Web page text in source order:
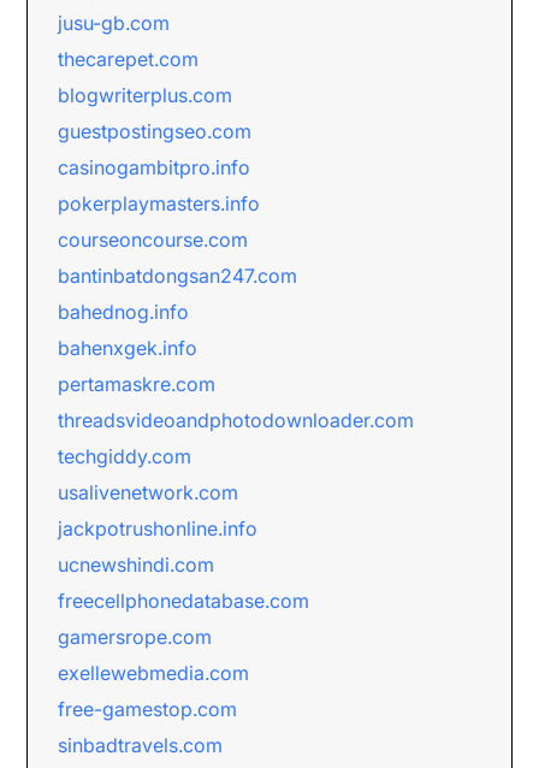
jusu-gb.com
thecarepet.com
blogwriterplus.com
guestpostingseo.com
casinogambitpro.info
pokerplaymasters.info
courseoncourse.com
bantinbatdongsan247.com
bahednog.info
bahenxgek.info
pertamaskre.com
threadsvideoandphotodownloader.com
techgiddy.com
usalivenetwork.com
jackpotrushonline.info
ucnewshindi.com
freecellphonedatabase.com
gamersrope.com
exellewebmedia.com
free-gamestop.com
sinbadtravels.com